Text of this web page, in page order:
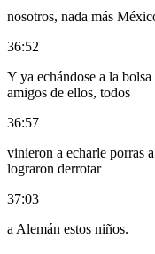
nosotros, nada más
36:52
Y ya echándose a la
amigos de ellos, todos
36:57
vinieron a echarle porras
lograron derrotar
37:03
a Alemán estos niños.